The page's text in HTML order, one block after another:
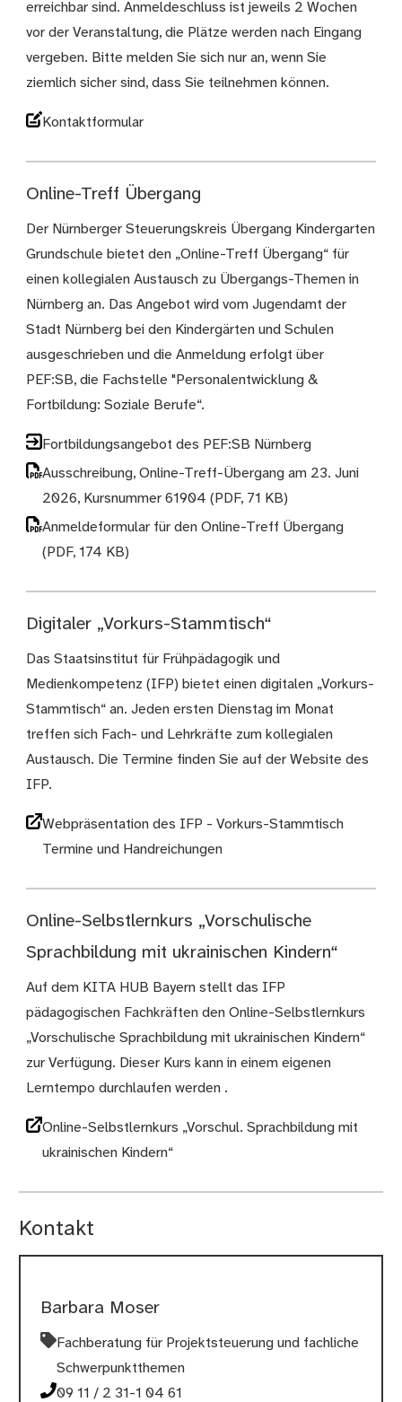
erreichbar sind. Anmeldeschluss ist jeweils 2 Wochen
vor der Veranstaltung, die Plätze werden nach Eingang
vergeben. Bitte melden Sie sich nur an, wenn Sie
ziemlich sicher sind, dass Sie teilnehmen können.
Kontaktformular
Online-Treff Übergang
Der Nürnberger Steuerungskreis Übergang Kindergarten
Grundschule bietet den „Online-Treff Übergang“ für
einen kollegialen Austausch zu Übergangs-Themen in
Nürnberg an. Das Angebot wird vom Jugendamt der
Stadt Nürnberg bei den Kindergärten und Schulen
ausgeschrieben und die Anmeldung erfolgt über
PEF:SB, die Fachstelle "Personalentwicklung &
Fortbildung: Soziale Berufe“.
Fortbildungsangebot des PEF:SB Nürnberg
Ausschreibung, Online-Treff-Übergang am 23. Juni
2026, Kursnummer 61904(PDF, 71 KB)
Anmeldeformular für den Online-Treff Übergang
(PDF, 174 KB)
Digitaler „Vorkurs-Stammtisch“
Das Staatsinstitut für Frühpädagogik und
Medienkompetenz (IFP) bietet einen digitalen „Vorkurs-
Stammtisch“ an. Jeden ersten Dienstag im Monat
treffen sich Fach- und Lehrkräfte zum kollegialen
Austausch. Die Termine finden Sie auf der Website des
IFP.
Webpräsentation des IFP - Vorkurs-Stammtisch
Termine und Handreichungen
Online-Selbstlernkurs „Vorschulische
Sprachbildung mit ukrainischen Kindern“
Auf dem KITA HUB Bayern stellt das IFP
pädagogischen Fachkräften den Online-Selbstlernkurs
„Vorschulische Sprachbildung mit ukrainischen Kindern“
zur Verfügung. Dieser Kurs kann in einem eigenen
Lerntempo durchlaufen werden .
Online-Selbstlernkurs „Vorschul. Sprachbildung mit
ukrainischen Kindern“
Kontakt
Barbara Moser
Fachberatung für Projektsteuerung und fachliche
Schwerpunktthemen
09 11 / 2 31-1 04 61